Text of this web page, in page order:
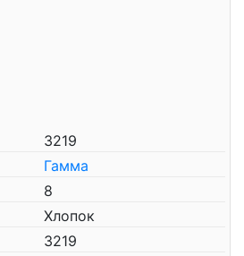
3219
Гамма
8
Хлопок
3219